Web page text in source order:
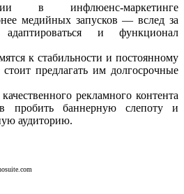
в инфлюенс-маркетинге
медийных запусков — вслед за
и функционал
к стабильности и постоянному
предлагать им долгосрочные
рекламного контента
баннерную слепоту и
аудиторию.